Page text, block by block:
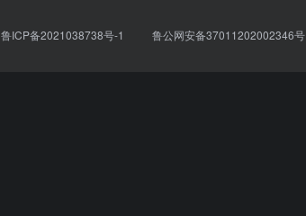
鲁ICP备2021038738号-1 鲁公网安备37011202002346号